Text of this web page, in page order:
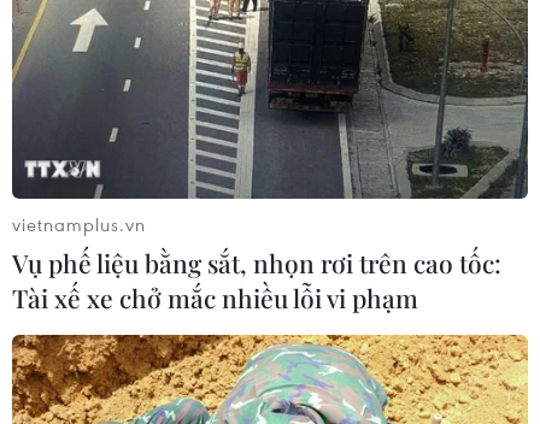
06/08/2026 15:57
Italy và Hy Lạp trở thành điểm nóng
của virus Tây sông Nile
06/08/2026 13:24
Bão Dolphin hướng vào miền Đông
Trung Quốc, cảnh báo mưa lớn trên
diện rộng
06/08/2026 08:36
vietnamplus.vn
Vụ phế liệu bằng sắt, nhọn rơi trên cao tốc:
Tài xế xe chở mắc nhiều lỗi vi phạm